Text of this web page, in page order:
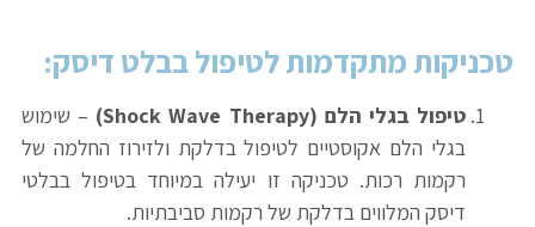
טכניקות מתקדמות לטיפול בבלט דיסק:
טיפול בגלי הלם (Shock Wave Therapy)
– שימוש
בגלי הלם אקוסטיים לטיפול בדלקת ולזירוז החלמה של
רקמות רכות. טכניקה זו יעילה במיוחד בטיפול בבלטי
דיסק המלווים בדלקת של רקמות סביבתיות.